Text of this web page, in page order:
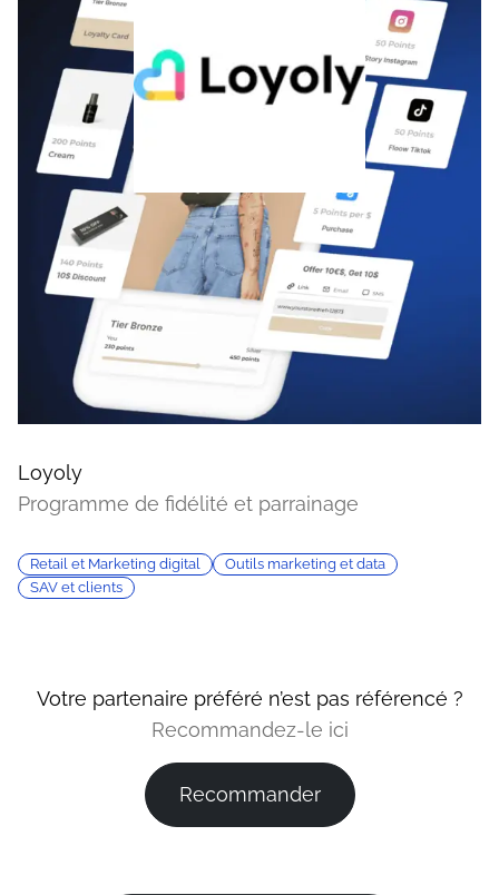
Loyoly
Programme de fidélité et parrainage
Retail et Marketing digital
Outils marketing et data
SAV et clients
Votre partenaire préféré n’est pas référencé ?
Recommandez-le ici
Recommander